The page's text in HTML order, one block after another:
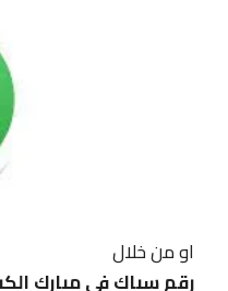
او من خلال
رقم سباك فى مبارك